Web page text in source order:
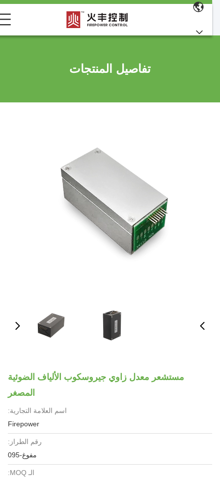
تفاصيل المنتجات
مستشعر معدل زاوي جيروسكوب الألياف الضوئية
المصغر
اسم العلامة التجارية:
Firepower
رقم الطراز:
مفوغ-095
الـ MOQ: